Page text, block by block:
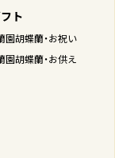
ト
園胡蝶蘭・お祝い
園胡蝶蘭・お供え